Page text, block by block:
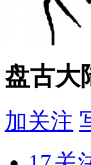
盘古大
加关注